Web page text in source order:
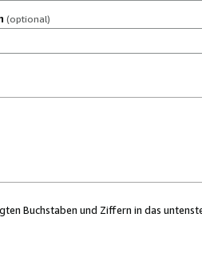
(optional)
Buchstaben und Ziffern in das